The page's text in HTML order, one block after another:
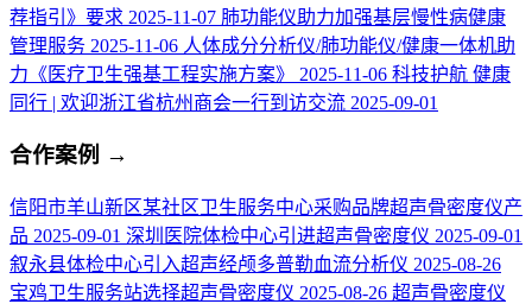
荐指引》要求 2025-11-07 肺功能仪助力加强基层慢性病健康
管理服务 2025-11-06 人体成分分析仪/肺功能仪/健康一体机助
力《医疗卫生强基工程实施方案》
2025-11-06 科技护航 健康
同行 | 欢迎浙江省杭州商会一行到访交流 2025-09-01
合作案例 →
信阳市羊山新区某社区卫生服务中心采购品牌超声骨密度仪产
品 2025-09-01 深圳医院体检中心引进超声骨密度仪 2025-09-01
叙永县体检中心引入超声经颅多普勒血流分析仪 2025-08-26
宝鸡卫生服务站选择超声骨密度仪 2025-08-26 超声骨密度仪